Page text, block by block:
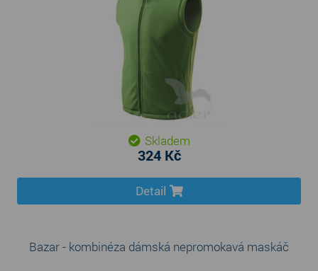
Skladem
324 Kč
Detail
Bazar - kombinéza dámská nepromokavá maskáč